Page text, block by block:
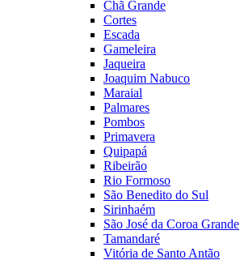
Chã Grande
Cortes
Escada
Gameleira
Jaqueira
Joaquim Nabuco
Maraial
Palmares
Pombos
Primavera
Quipapá
Ribeirão
Rio Formoso
São Benedito do Sul
Sirinhaém
São José da Coroa Grande
Tamandaré
Vitória de Santo Antão